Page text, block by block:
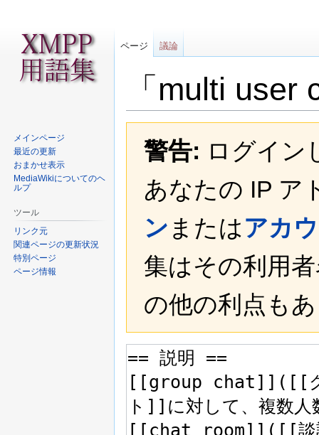
「multi
警告: ログイン
あなたの IP ア
ン またはアカ
集はその利用
の他の利点も
ページ 議論
メインページ
最近の更新
おまかせ表示
MediaWikiについてのヘ
ルプ
ツール
リンク元
関連ページの更新状況
特別ページ
ページ情報